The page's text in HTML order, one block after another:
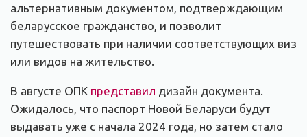
альтернативным документом, подтверждающим
беларусское гражданство, и позволит
путешествовать при наличии соответствующих виз
или видов на жительство.
В августе ОПК представил дизайн документа.
Ожидалось, что паспорт Новой Беларуси будут
выдавать уже с начала 2024 года, но затем стало